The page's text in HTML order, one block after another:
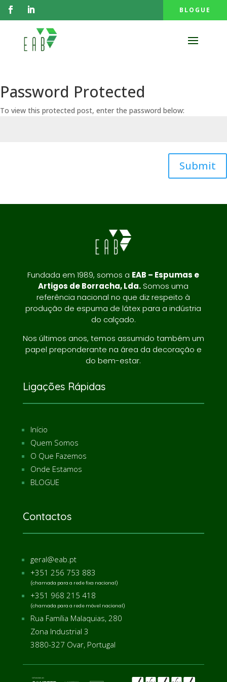
BLOGUE
Password Protected
To view this protected post, enter the password below:
Submit
Fundada em 1989, somos a EAB – Espumas e
Artigos de Borracha, Lda.Somos uma
referência nacional no que diz respeito à
produção de espuma de látex para a indústria
do calçado.
Nos últimos anos, temos assumido também um
papel preponderante na área da decoração e
do bem-estar.
Ligações Rápidas
Início
Quem Somos
O Que Fazemos
Onde Estamos
BLOGUE
Contactos
geral@eab.pt
+351 256 753 883
(chamada para a rede fixa nacional)
+351 968 215 418
(chamada para a rede móvel nacional)
Rua Família Malaquias, 280
Zona Industrial 3
3880-327 Ovar, Portugal